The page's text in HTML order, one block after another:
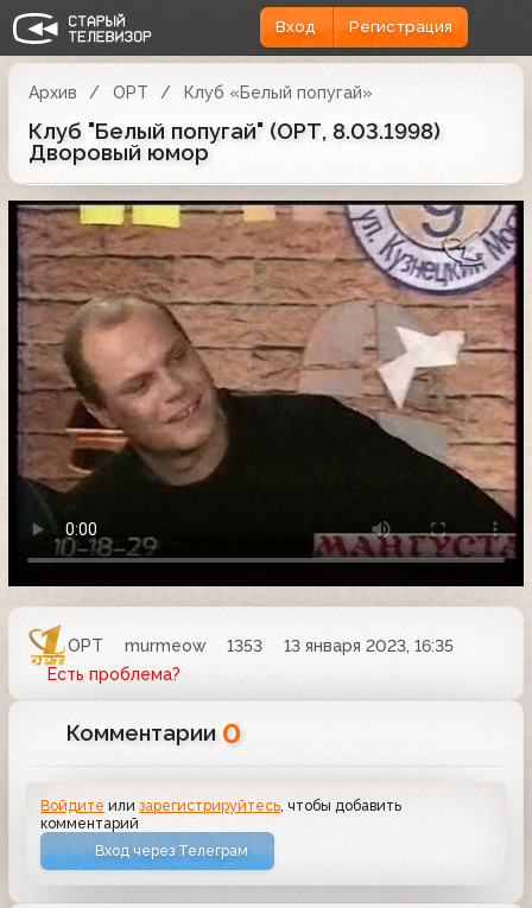
Вход Регистрация
Архив ОРТ Клуб «Белый попугай»
Клуб "Белый попугай" (ОРТ, 8.03.1998)
Дворовый юмор
ОРТ murmeow 1353
13 января 2023, 16:35
Есть проблема?
Комментарии 0
Войдите илизарегистрируйтесь, чтобы добавить
комментарий
Вход через Телеграм